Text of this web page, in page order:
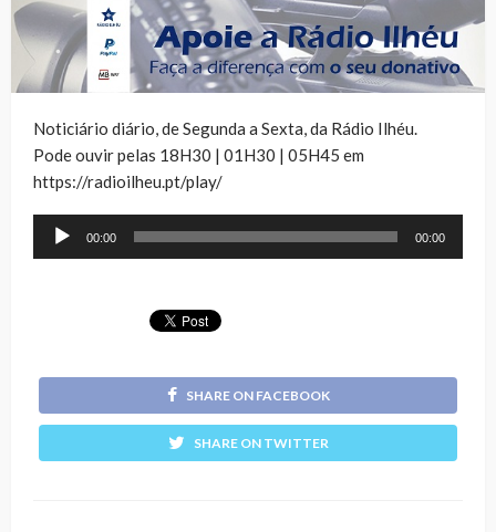
Noticiário diário, de Segunda a Sexta, da Rádio Ilhéu.
Pode ouvir pelas 18H30 | 01H30 | 05H45 em
https://radioilheu.pt/play/
Reprodutor
00:00 00:00
SHARE ON FACEBOOK
SHARE ON TWITTER